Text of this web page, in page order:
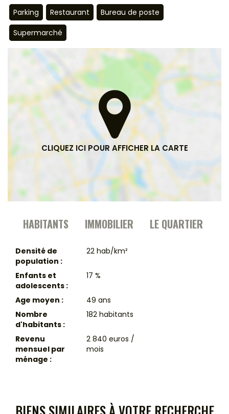
Parking
Restaurant
Bureau de poste
Supermarché
HABITANTS IMMOBILIER LE QUARTIER
Densité de
population :
22 hab/km²
Enfants et
adolescents :
17 %
Age moyen :
49 ans
Nombre
d'habitants :
182 habitants
Revenu
mensuel par
ménage :
2 840 euros /
mois